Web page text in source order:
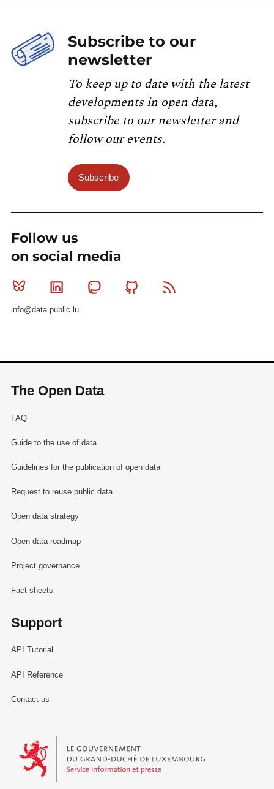
Subscribe to our
newsletter
To keep up to date with the latest
developments in open data,
subscribe to our newsletter and
follow our events.
Subscribe
Follow us
on social media
Bluesky Linkedin MastodonGithub
info@data.public.lu
The Open Data
FAQ
Guide to the use of data
Guidelines for the publication of open data
Request to reuse public data
Open data strategy
Open data roadmap
Project governance
Fact sheets
Support
API Tutorial
API Reference
Contact us
Le Gouvernement du Grand-Duché de Luxembourg - Service